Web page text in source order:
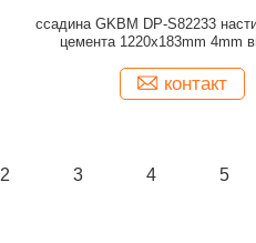
ссадина GKBM DP-S82233
цемента 1220x183mm 4mm
контакт
2 3 4 5